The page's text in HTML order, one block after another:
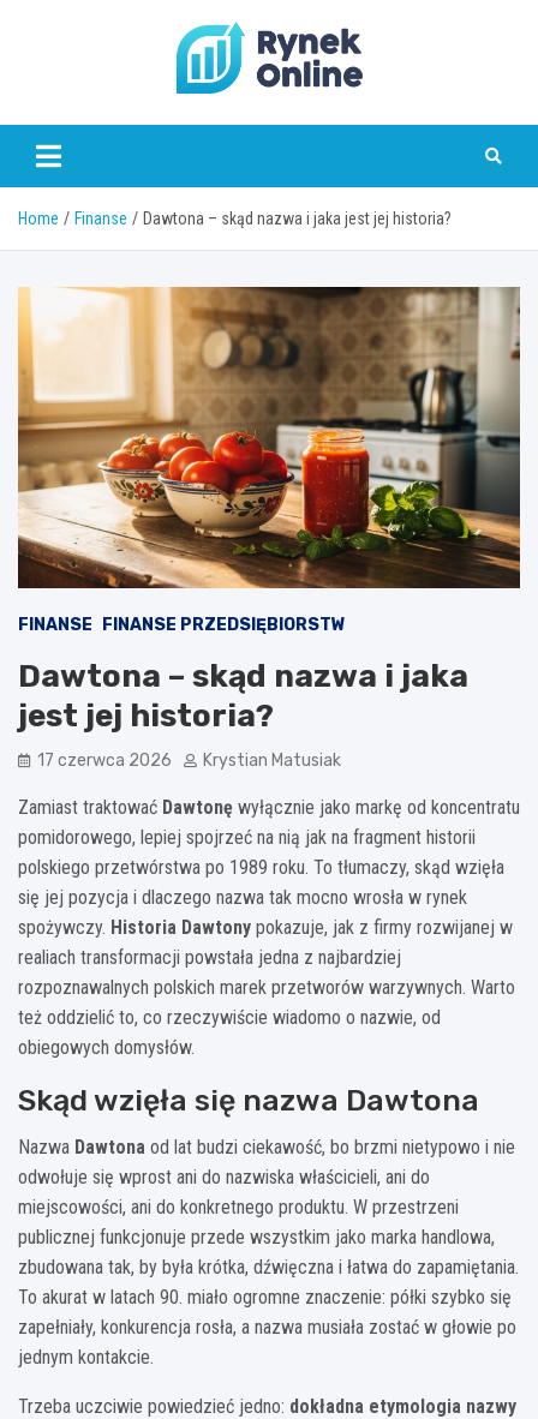
www.rynekonline.pl
Home Finanse Dawtona – skąd nazwa i jaka jest jej historia?
FINANSE FINANSE PRZEDSIĘBIORSTW
Dawtona – skąd nazwa i jaka
jest jej historia?
17 czerwca 2026 Krystian Matusiak
Zamiast traktować Dawtonę wyłącznie jako markę od koncentratu
pomidorowego, lepiej spojrzeć na nią jak na fragment historii
polskiego przetwórstwa po 1989 roku. To tłumaczy, skąd wzięła
się jej pozycja i dlaczego nazwa tak mocno wrosła w rynek
spożywczy. Historia Dawtony pokazuje, jak z firmy rozwijanej w
realiach transformacji powstała jedna z najbardziej
rozpoznawalnych polskich marek przetworów warzywnych. Warto
też oddzielić to, co rzeczywiście wiadomo o nazwie, od
obiegowych domysłów.
Skąd wzięła się nazwa Dawtona
Nazwa Dawtona od lat budzi ciekawość, bo brzmi nietypowo i nie
odwołuje się wprost ani do nazwiska właścicieli, ani do
miejscowości, ani do konkretnego produktu. W przestrzeni
publicznej funkcjonuje przede wszystkim jako marka handlowa,
zbudowana tak, by była krótka, dźwięczna i łatwa do zapamiętania.
To akurat w latach 90. miało ogromne znaczenie: półki szybko się
zapełniały, konkurencja rosła, a nazwa musiała zostać w głowie po
jednym kontakcie.
Trzeba uczciwie powiedzieć jedno: dokładna etymologia nazwy